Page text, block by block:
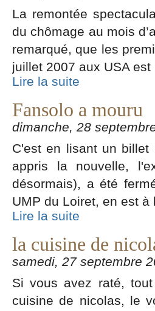
La remontée
du chômage au mois
remarqué, que les
juillet 2007 aux USA est
Lire la suite
Fansolo a mouru
dimanche, 28
C'est en lisant un
appris la nouvelle,
désormais), a été
UMP du Loiret, en est à
Lire la suite
la cuisine de
samedi, 27 septembre
Si vous avez raté,
cuisine de nicolas, le